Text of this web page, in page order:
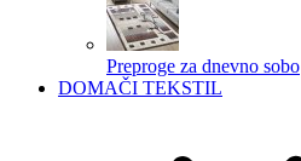
Preproge za dnevno sobo
DOMAČI TEKSTIL